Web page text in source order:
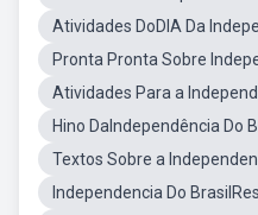
Atividades DoDIA Da
Pronta Pronta Sobre
Atividades Para a
Hino DaIndependência Do
Textos Sobre a
Independencia Do